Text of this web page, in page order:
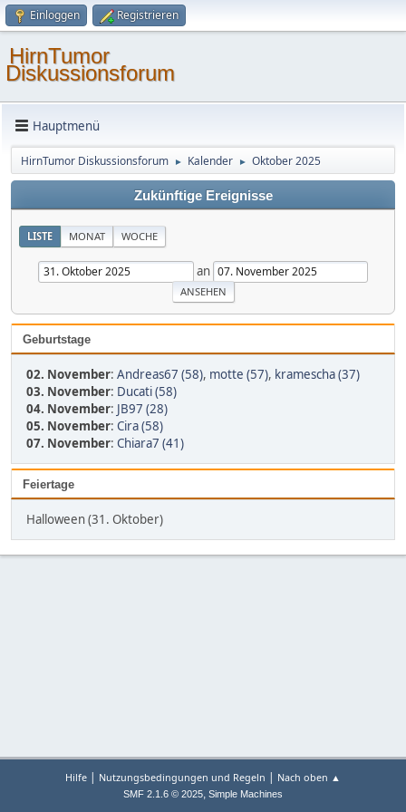
Einloggen Registrieren
HirnTumor
Diskussionsforum
Hauptmenü
HirnTumor Diskussionsforum ► Kalender ► Oktober 2025
Zukünftige Ereignisse
LISTE MONAT WOCHE
an
Geburtstage
02. November: Andreas67 (58), motte (57), kramescha (37)
03. November: Ducati (58)
04. November: JB97 (28)
05. November: Cira (58)
07. November: Chiara7 (41)
Feiertage
Halloween (31. Oktober)
Hilfe | Nutzungsbedingungen und Regeln | Nach oben ▲
SMF 2.1.6 © 2025, Simple Machines